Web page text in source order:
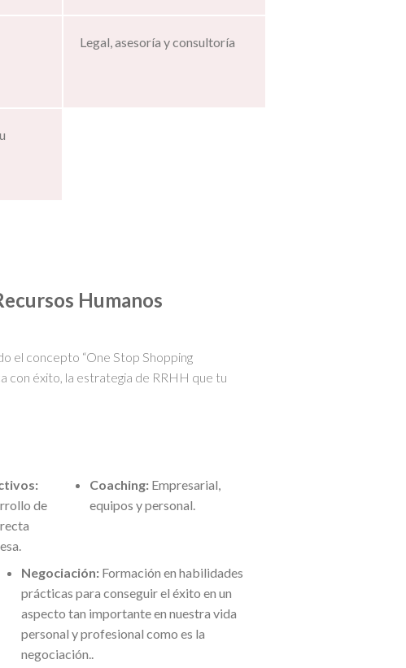
Legal, asesoría y consultoría
Humanos
el concepto “One Stop Shopping
con éxito, la estrategia de RRHH que tu
de
Coaching:Empresarial,
equipos y personal.
Negociación: Formación en habilidades
prácticas para conseguir el éxito en un
aspecto tan importante en nuestra vida
personal y profesional como es la
negociación..